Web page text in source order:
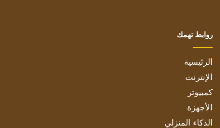
روابط تهمك
الرئيسية
الإنترنت
كمبيوتر
الأجهزة
الذكاء المنزلي